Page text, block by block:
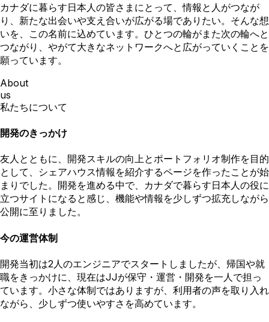
カナダに暮らす日本人の皆さまにとって、情報と人がつなが
り、新たな出会いや支え合いが広がる場でありたい。そんな想
いを、この名前に込めています。ひとつの輪がまた次の輪へと
つながり、やがて大きなネットワークへと広がっていくことを
願っています。
About
us
私たちについて
開発のきっかけ
友人とともに、開発スキルの向上とポートフォリオ制作を目的
として、シェアハウス情報を紹介するページを作ったことが始
まりでした。開発を進める中で、カナダで暮らす日本人の役に
立つサイトになると感じ、機能や情報を少しずつ拡充しながら
公開に至りました。
今の運営体制
開発当初は2人のエンジニアでスタートしましたが、帰国や就
職をきっかけに、現在はJJが保守・運営・開発を一人で担っ
ています。小さな体制ではありますが、利用者の声を取り入れ
ながら、少しずつ使いやすさを高めています。